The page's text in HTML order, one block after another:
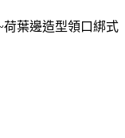
葉邊造型領口綁式